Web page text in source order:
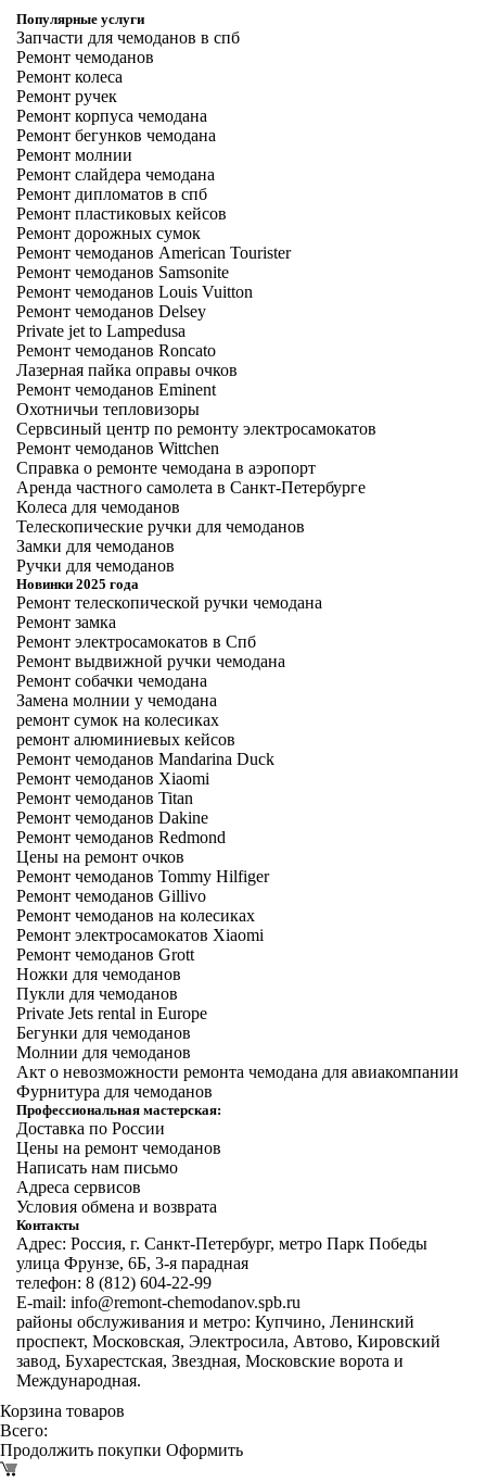
Популярные услуги
Запчасти для чемоданов в спб
Ремонт чемоданов
Ремонт колеса
Ремонт ручек
Ремонт корпуса чемодана
Ремонт бегунков чемодана
Ремонт молнии
Ремонт слайдера чемодана
Ремонт дипломатов в спб
Ремонт пластиковых кейсов
Ремонт дорожных сумок
Ремонт чемоданов American Tourister
Ремонт чемоданов Samsonite
Ремонт чемоданов Louis Vuitton
Ремонт чемоданов Delsey
Private jet to Lampedusa
Ремонт чемоданов Roncato
Лазерная пайка оправы очков
Ремонт чемоданов Eminent
Охотничьи тепловизоры
Сервсиный центр по ремонту электросамокатов
Ремонт чемоданов Wittchen
Справка о ремонте чемодана в аэропорт
Аренда частного самолета в Санкт-Петербурге
Колеса для чемоданов
Телескопические ручки для чемоданов
Замки для чемоданов
Ручки для чемоданов
Новинки 2025 года
Ремонт телескопической ручки чемодана
Ремонт замка
Ремонт электросамокатов в Спб
Ремонт выдвижной ручки чемодана
Ремонт собачки чемодана
Замена молнии у чемодана
ремонт сумок на колесиках
ремонт алюминиевых кейсов
Ремонт чемоданов Mandarina Duck
Ремонт чемоданов Xiaomi
Ремонт чемоданов Titan
Ремонт чемоданов Dakine
Ремонт чемоданов Redmond
Цены на ремонт очков
Ремонт чемоданов Tommy Hilfiger
Ремонт чемоданов Gillivo
Ремонт чемоданов на колесиках
Ремонт электросамокатов Xiaomi
Ремонт чемоданов Grott
Ножки для чемоданов
Пукли для чемоданов
Private Jets rental in Europe
Бегунки для чемоданов
Молнии для чемоданов
Акт о невозможности ремонта чемодана для авиакомпании
Фурнитура для чемоданов
Профессиональная мастерская:
Доставка по России
Цены на ремонт чемоданов
Написать нам письмо
Адреса сервисов
Условия обмена и возврата
Контакты
Адрес: Россия, г. Санкт-Петербург, метро Парк Победы
улица Фрунзе, 6Б, 3-я парадная
телефон: 8 (812) 604-22-99
E-mail: info@remont-chemodanov.spb.ru
районы обслуживания и метро: Купчино, Ленинский
проспект, Московская, Электросила, Автово, Кировский
завод, Бухарестская, Звездная, Московские ворота и
Международная.
Корзина товаров
Всего:
Продолжить покупки Оформить